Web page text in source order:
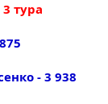
тура
- 3 938